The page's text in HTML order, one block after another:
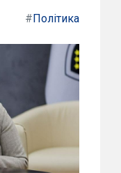
#Політика